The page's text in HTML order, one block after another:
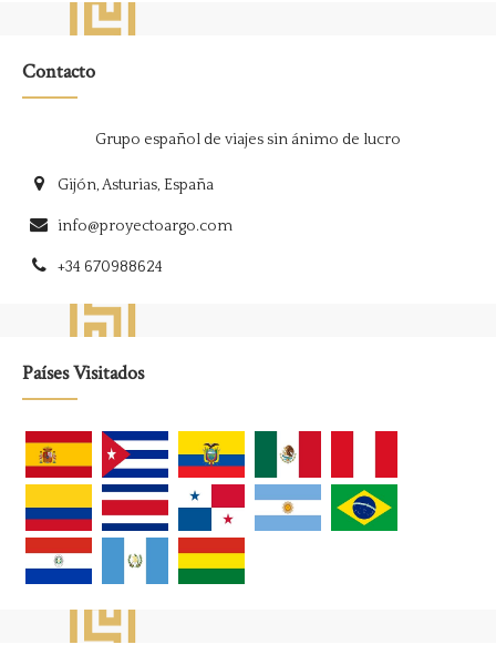
Contacto
Grupo español de viajes sin ánimo de lucro
Gijón, Asturias, España
info@proyectoargo.com
+34 670988624
Países Visitados